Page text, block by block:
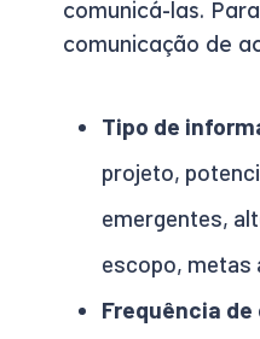
comunicá-las.
comunicação de
Tipo de
projeto,
emergentes,
escopo, metas
Frequência